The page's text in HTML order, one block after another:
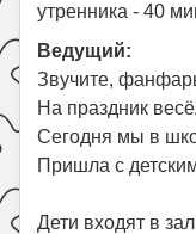
утренника - 40
Ведущий:
Звучите,
На праздник
Сегодня мы в
Пришла с
Дети входят в